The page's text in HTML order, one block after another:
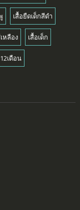
เสื้อยืดเด็กสีดำ
หลือง เสื้อเด็ก
เดือน